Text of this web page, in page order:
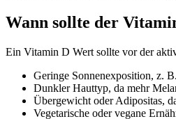
Wann sollte der
Ein Vitamin D Wert sollte vor der
Geringe Sonnenexposition, z.
Dunkler Hauttyp, da mehr
Übergewicht oder Adipositas,
Vegetarische oder vegane